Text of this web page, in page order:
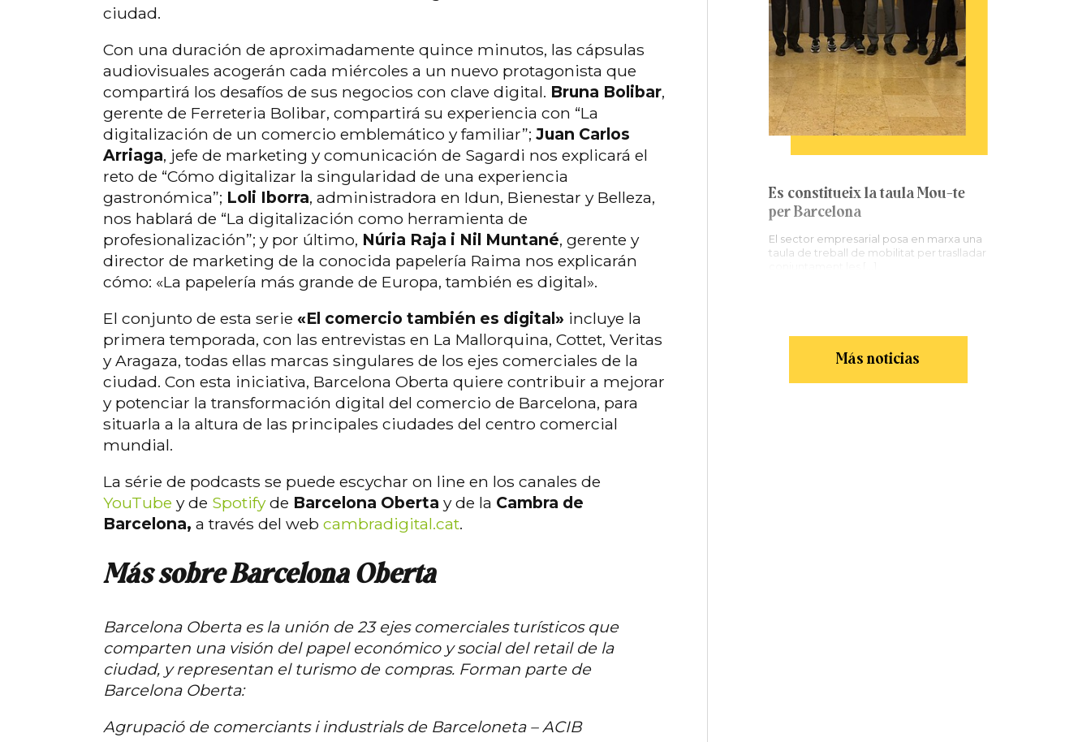
ciudad.
Con una duración de aproximadamente quince minutos, las cápsulas
audiovisuales acogerán cada miércoles a un nuevo protagonista que
compartirá los desafíos de sus negocios con clave digital. Bruna Bolibar,
gerente de Ferreteria Bolibar, compartirá su experiencia con “La
digitalización de un comercio emblemático y familiar”;Juan Carlos
Arriaga, jefe de marketing y comunicación de Sagardi nos explicará el
reto de “Cómo digitalizar la singularidad de una experiencia
gastronómica”; Loli Iborra, administradora en Idun, Bienestar y Belleza,
nos hablará de “La digitalización como herramienta de
profesionalización”; y por último, Núria Raja i Nil Muntané, gerente y
director de marketing de la conocida papelería Raima nos explicarán
cómo: «La papelería más grande de Europa, también es digital».
El conjunto de esta serie «El comercio también es digital» incluye la
primera temporada, con las entrevistas en La Mallorquina, Cottet, Veritas
y Aragaza, todas ellas marcas singulares de los ejes comerciales de la
ciudad. Con esta iniciativa, Barcelona Oberta quiere contribuir a mejorar
y potenciar la transformación digital del comercio de Barcelona, ​​para
situarla a la altura de las principales ciudades del centro comercial
mundial.
La série de podcasts se puede escychar on line en los canales de
YouTube y de Spotifyde Barcelona Oberta y de la Cambra de
Barcelona,a través del webcambradigital.cat.
Más sobre Barcelona Oberta
Barcelona Oberta es la unión de 23 ejes comerciales turísticos que
comparten una visión del papel económico y social del retail de la
ciudad, y representan el turismo de compras. Forman parte de
Barcelona Oberta:
Agrupació de comerciants i industrials de Barceloneta – ACIB
Es constitueix la taula Mou-te
per Barcelona
El sector empresarial posa en marxa una
taula de treball de mobilitat per traslladar
Más noticias